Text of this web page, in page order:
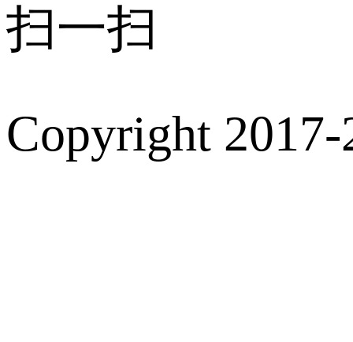
扫一扫
Copyright